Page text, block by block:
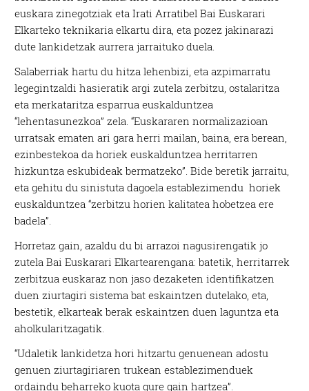
euskara zinegotziak eta Irati Arratibel Bai Euskarari
Elkarteko teknikaria elkartu dira, eta pozez jakinarazi
dute lankidetzak aurrera jarraituko duela.
Salaberriak hartu du hitza lehenbizi, eta azpimarratu
legegintzaldi hasieratik argi zutela zerbitzu, ostalaritza
eta merkataritza esparrua euskalduntzea
“lehentasunezkoa” zela. “Euskararen normalizazioan
urratsak ematen ari gara herri mailan, baina, era berean,
ezinbestekoa da horiek euskalduntzea herritarren
hizkuntza eskubideak bermatzeko”. Bide beretik jarraitu,
eta gehitu du sinistuta dagoela establezimendu horiek
euskalduntzea “zerbitzu horien kalitatea hobetzea ere
badela”.
Horretaz gain, azaldu du bi arrazoi nagusirengatik jo
zutela Bai Euskarari Elkartearengana: batetik, herritarrek
zerbitzua euskaraz non jaso dezaketen identifikatzen
duen ziurtagiri sistema bat eskaintzen dutelako, eta,
bestetik, elkarteak berak eskaintzen duen laguntza eta
aholkularitzagatik.
“Udaletik lankidetza hori hitzartu genuenean adostu
genuen ziurtagiriaren trukean establezimenduek
ordaindu beharreko kuota gure gain hartzea”.